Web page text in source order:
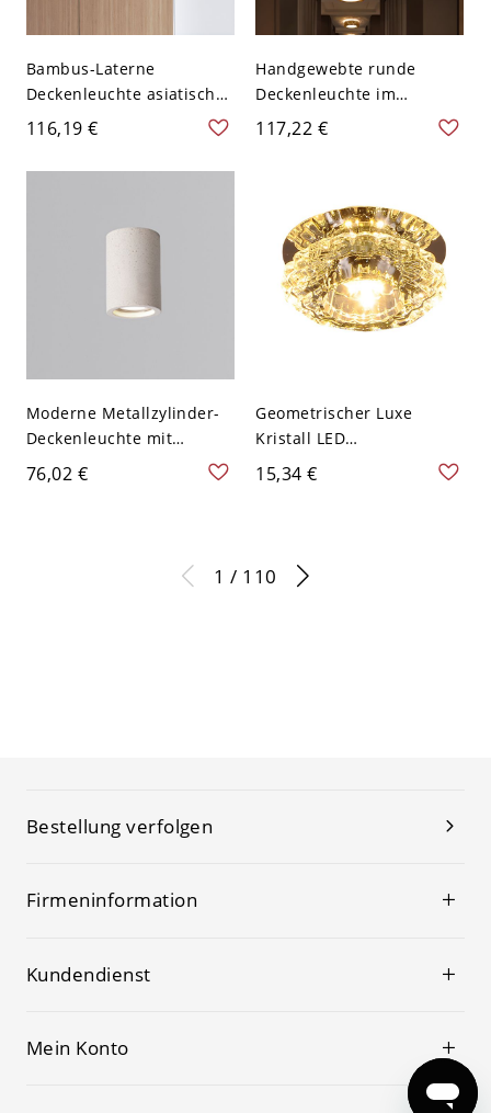
Bambus-Laterne
Deckenleuchte asiatischer
Stil Einzelkopf 16" breite
innerem Zylinderschirm
116,19 €
Handgewebte runde
Deckenleuchte im
asiatischen Stil aus
117,22 €
Moderne Metallzylinder-
Deckenleuchte mit
Betonschirm - 110V-120V
10,16 cm Weiß
76,02 €
Geometrischer Luxe
Kristall LED
Deckenstrahler für Flur
und Akzentbeleuchtung -
15,34 €
1 / 110
Bestellung verfolgen
Firmeninformation
Kundendienst
Mein Konto